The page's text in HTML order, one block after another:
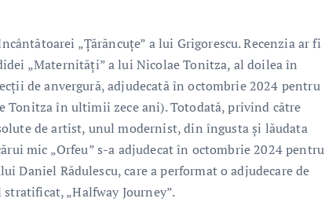
„Țărăncuțe” a lui Grigorescu. Recenzia ar fi
„Maternități” a lui Nicolae Tonitza, al doilea în
de anvergură, adjudecată în octombrie 2024 pentru
Tonitza în ultimii zece ani). Totodată, privind către
de artist, unul modernist, din îngusta și lăudata
mic „Orfeu” s-a adjudecat în octombrie 2024 pentru
Daniel Rădulescu, care a performat o adjudecare de
„Halfway Journey”.